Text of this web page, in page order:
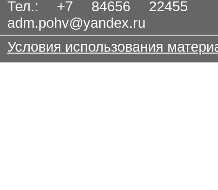
Тел.: +7 84656
adm.pohv@yandex.ru
Условия использования